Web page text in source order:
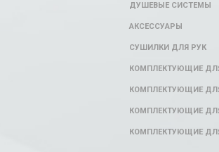
ДУШЕВЫЕ СИСТЕМЫ
АКСЕССУАРЫ
СУШИЛКИ ДЛЯ РУК
КОМПЛЕКТУЮЩИЕ
КОМПЛЕКТУЮЩИЕ
КОМПЛЕКТУЮЩИЕ
КОМПЛЕКТУЮЩИЕ